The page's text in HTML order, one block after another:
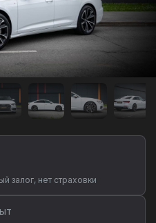
залог, нет страховки